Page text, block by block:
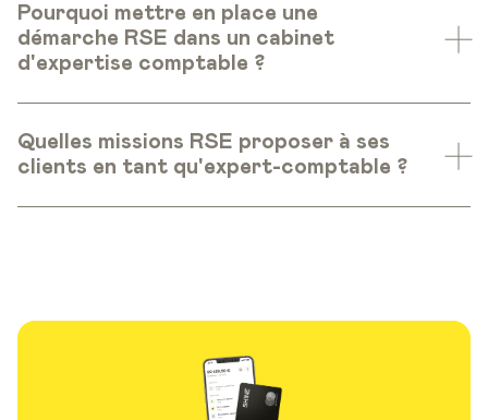
Pourquoi mettre en place une
démarche RSE dans un cabinet
d'expertise comptable ?
Quelles missions RSE proposer à ses
clients en tant qu'expert-comptable ?